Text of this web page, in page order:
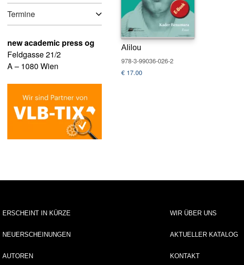
Termine
new academic press og
Feldgasse 21/2
A – 1080 Wien
Alilou
978-3-99036-026-2
€ 17.00
ERSCHEINT IN KÜRZE
NEUERSCHEINUNGEN
AUTOREN
WIR ÜBER UNS
AKTUELLER KATALOG
KONTAKT